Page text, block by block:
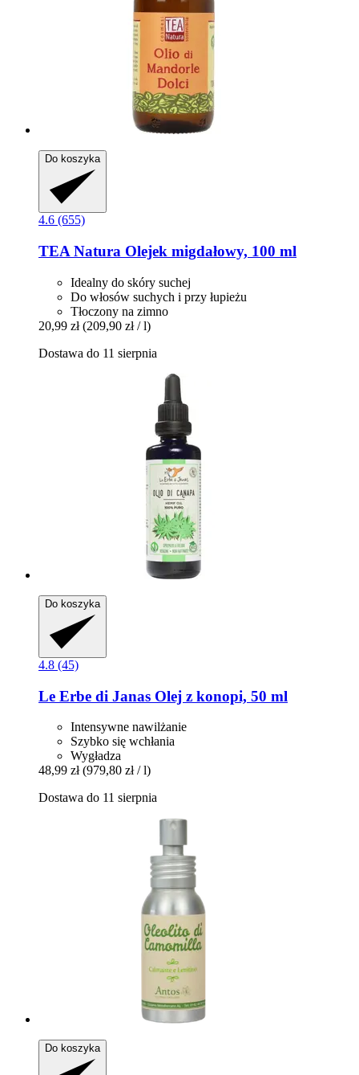
Do koszyka
4.6 (655)
TEA Natura Olejek migdałowy, 100 ml
Idealny do skóry suchej
Do włosów suchych i przy łupieżu
Tłoczony na zimno
20,99 zł (209,90 zł / l)
Dostawa do 11 sierpnia
Do koszyka
4.8 (45)
Le Erbe di Janas Olej z konopi, 50 ml
Intensywne nawilżanie
Szybko się wchłania
Wygładza
48,99 zł (979,80 zł / l)
Dostawa do 11 sierpnia
Do koszyka